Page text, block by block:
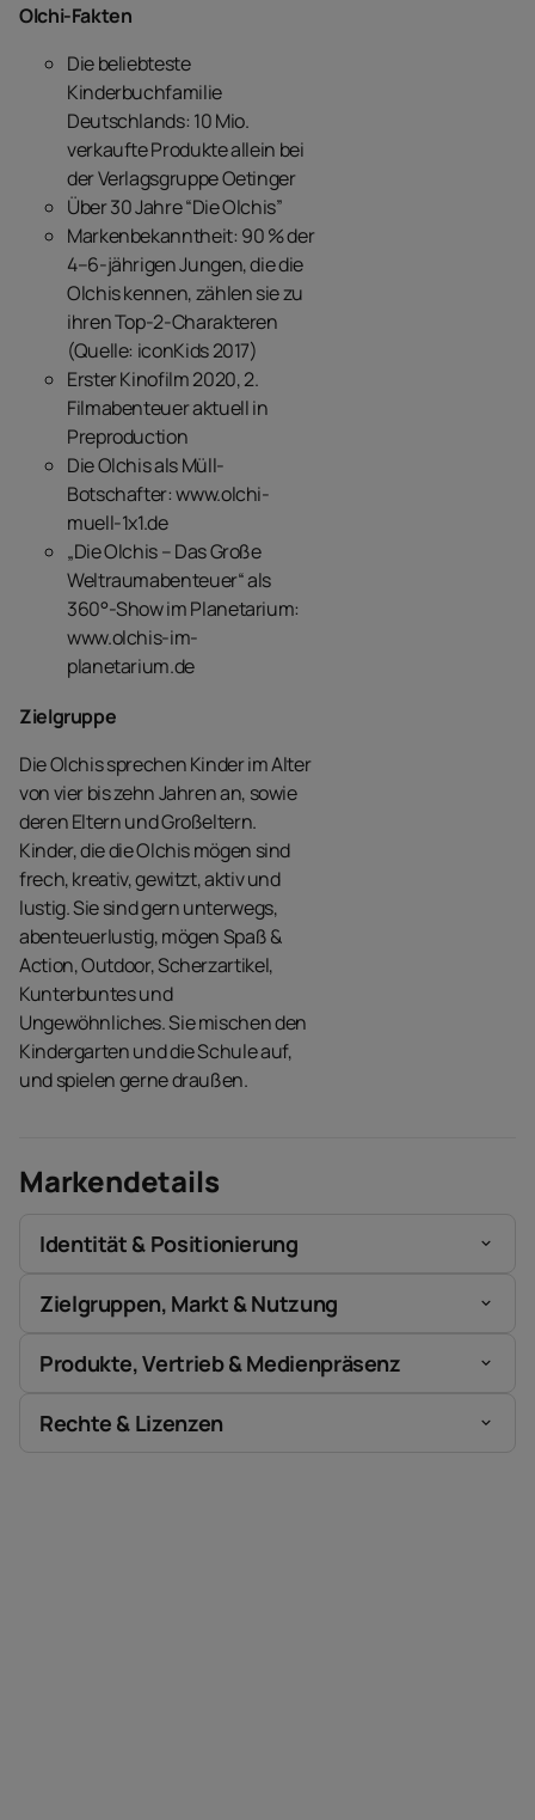
Olchi-Fakten
Die beliebteste
Kinderbuchfamilie
Deutschlands: 10 Mio.
verkaufte Produkte allein bei
der Verlagsgruppe Oetinger
Über 30 Jahre “Die Olchis”
Markenbekanntheit: 90 % der
4–6-jährigen Jungen, die die
Olchis kennen, zählen sie zu
ihren Top-2-Charakteren
(Quelle: iconKids 2017)
Erster Kinofilm 2020, 2.
Filmabenteuer aktuell in
Preproduction
Die Olchis als Müll-
Botschafter: www.olchi-
muell-1x1.de
„Die Olchis – Das Große
Weltraumabenteuer“ als
360°-Show im Planetarium:
www.olchis-im-
planetarium.de
Zielgruppe
Die Olchis sprechen Kinder im Alter
von vier bis zehn Jahren an, sowie
deren Eltern und Großeltern.
Kinder, die die Olchis mögen sind
frech, kreativ, gewitzt, aktiv und
lustig. Sie sind gern unterwegs,
abenteuerlustig, mögen Spaß &
Action, Outdoor, Scherzartikel,
Kunterbuntes und
Ungewöhnliches. Sie mischen den
Kindergarten und die Schule auf,
und spielen gerne draußen.
Markendetails
Identität & Positionierung
Zielgruppen, Markt & Nutzung
Produkte, Vertrieb & Medienpräsenz
Rechte & Lizenzen